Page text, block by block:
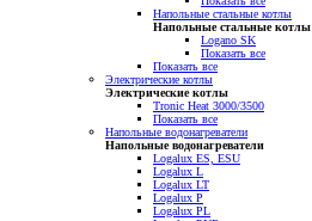
Напольные стальные котлы
Напольные стальные котлы
Logano SK
Показать все
Показать все
Электрические котлы
Электрические котлы
Tronic Heat 3000/3500
Показать все
Напольные водонагреватели
Напольные водонагреватели
Logalux ES, ESU
Logalux L
Logalux LT
Logalux P
Logalux PL